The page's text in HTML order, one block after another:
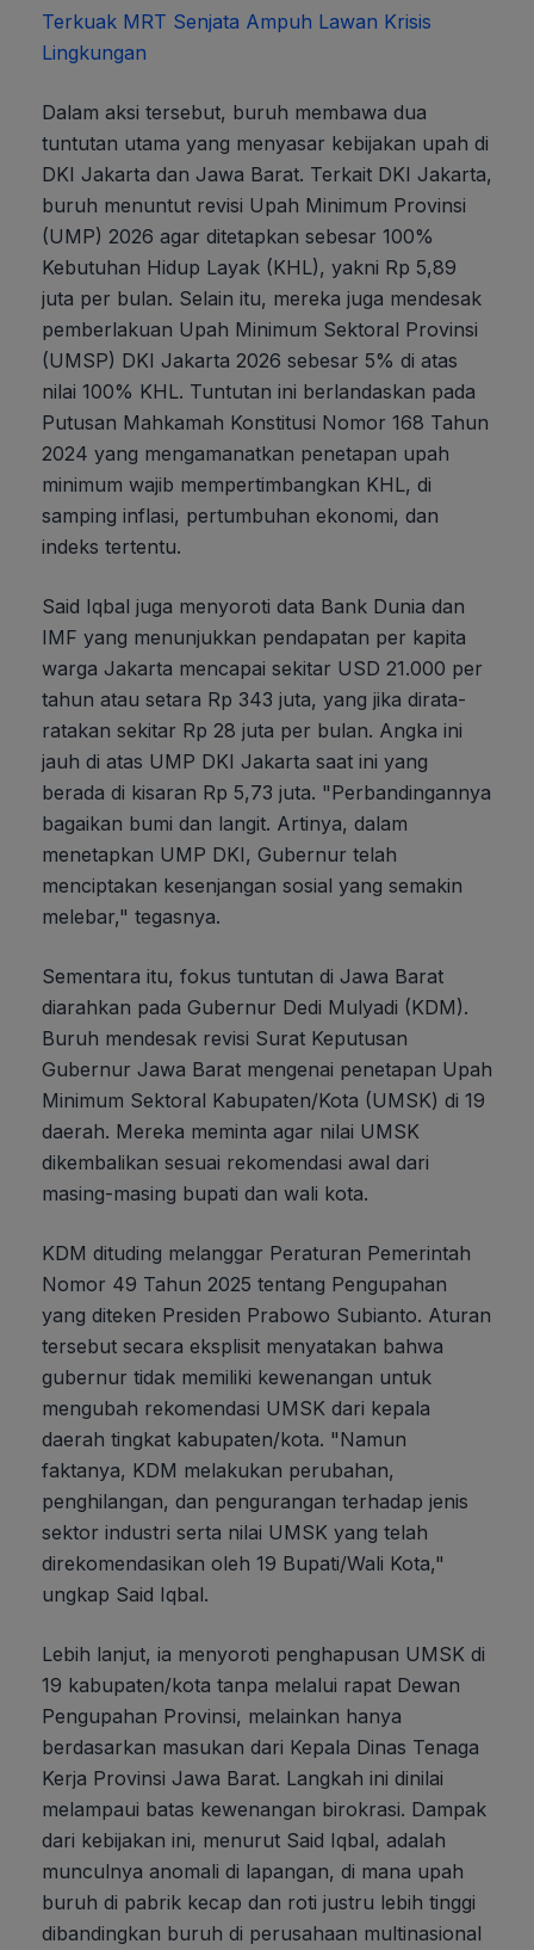
Terkuak MRT Senjata Ampuh Lawan Krisis
Lingkungan
Dalam aksi tersebut, buruh membawa dua
tuntutan utama yang menyasar kebijakan upah di
DKI Jakarta dan Jawa Barat. Terkait DKI Jakarta,
buruh menuntut revisi Upah Minimum Provinsi
(UMP) 2026 agar ditetapkan sebesar 100%
Kebutuhan Hidup Layak (KHL), yakni Rp 5,89
juta per bulan. Selain itu, mereka juga mendesak
pemberlakuan Upah Minimum Sektoral Provinsi
(UMSP) DKI Jakarta 2026 sebesar 5% di atas
nilai 100% KHL. Tuntutan ini berlandaskan pada
Putusan Mahkamah Konstitusi Nomor 168 Tahun
2024 yang mengamanatkan penetapan upah
minimum wajib mempertimbangkan KHL, di
samping inflasi, pertumbuhan ekonomi, dan
indeks tertentu.
Said Iqbal juga menyoroti data Bank Dunia dan
IMF yang menunjukkan pendapatan per kapita
warga Jakarta mencapai sekitar USD 21.000 per
tahun atau setara Rp 343 juta, yang jika dirata-
ratakan sekitar Rp 28 juta per bulan. Angka ini
jauh di atas UMP DKI Jakarta saat ini yang
berada di kisaran Rp 5,73 juta. "Perbandingannya
bagaikan bumi dan langit. Artinya, dalam
menetapkan UMP DKI, Gubernur telah
menciptakan kesenjangan sosial yang semakin
melebar," tegasnya.
Sementara itu, fokus tuntutan di Jawa Barat
diarahkan pada Gubernur Dedi Mulyadi (KDM).
Buruh mendesak revisi Surat Keputusan
Gubernur Jawa Barat mengenai penetapan Upah
Minimum Sektoral Kabupaten/Kota (UMSK) di 19
daerah. Mereka meminta agar nilai UMSK
dikembalikan sesuai rekomendasi awal dari
masing-masing bupati dan wali kota.
KDM dituding melanggar Peraturan Pemerintah
Nomor 49 Tahun 2025 tentang Pengupahan
yang diteken Presiden Prabowo Subianto. Aturan
tersebut secara eksplisit menyatakan bahwa
gubernur tidak memiliki kewenangan untuk
mengubah rekomendasi UMSK dari kepala
daerah tingkat kabupaten/kota. "Namun
faktanya, KDM melakukan perubahan,
penghilangan, dan pengurangan terhadap jenis
sektor industri serta nilai UMSK yang telah
direkomendasikan oleh 19 Bupati/Wali Kota,"
ungkap Said Iqbal.
Lebih lanjut, ia menyoroti penghapusan UMSK di
19 kabupaten/kota tanpa melalui rapat Dewan
Pengupahan Provinsi, melainkan hanya
berdasarkan masukan dari Kepala Dinas Tenaga
Kerja Provinsi Jawa Barat. Langkah ini dinilai
melampaui batas kewenangan birokrasi. Dampak
dari kebijakan ini, menurut Said Iqbal, adalah
munculnya anomali di lapangan, di mana upah
buruh di pabrik kecap dan roti justru lebih tinggi
dibandingkan buruh di perusahaan multinasional